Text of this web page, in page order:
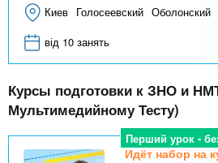
Киев Голосеевский Оболонский
від 10 занять
Курсы подготовки к ЗНО и
Мультимедийному Тесту)
Перший урок -
Идёт набор на